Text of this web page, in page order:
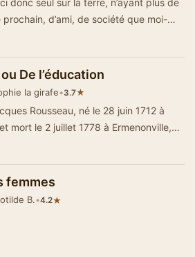
donc seul sur la terre, n’ayant plus de
d’ami, de société que moi-
De l’éducation
la girafe•3.7★
Rousseau, né le 28 juin 1712 à
mort le 2 juillet 1778 à Ermenonville,
femmes
B.•4.2★